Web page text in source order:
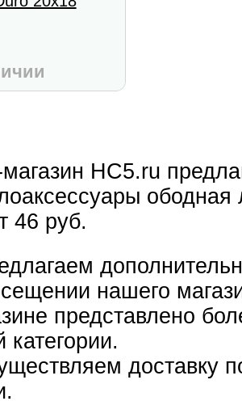
HC5.ru
ободная
46 руб.
нашего
представлено
категории.
доставку